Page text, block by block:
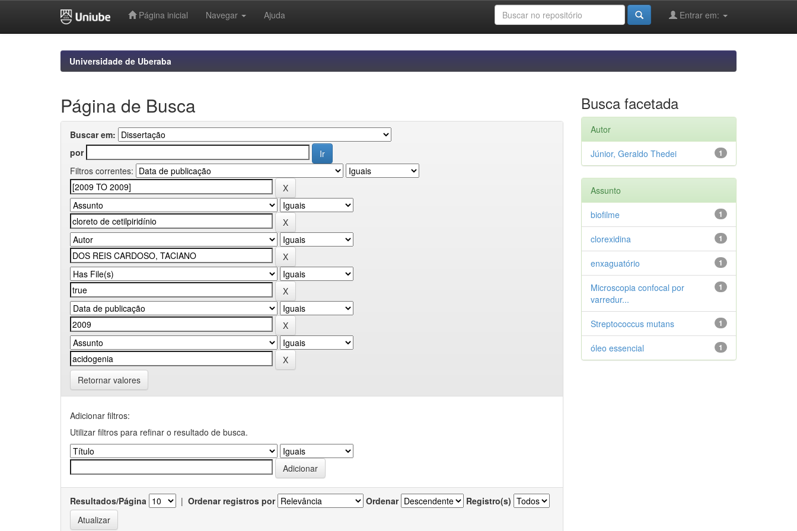
Página inicial Navegar Ajuda Entrar em:
Universidade de Uberaba
Página de Busca
Buscar em:
por
Filtros correntes:
Retornar valores
Adicionar filtros:
Utilizar filtros para refinar o resultado de busca.
Resultados/Página | Ordenar registros por Ordenar Registro(s)
Busca facetada
Autor
1
Júnior, Geraldo Thedei
Assunto
1
biofilme
1
clorexidina
1
enxaguatório
1
Microscopia confocal por
varredur...
1
Streptococcus mutans
1
óleo essencial